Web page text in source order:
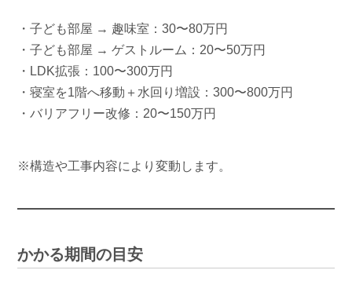
・子ども部屋 → 趣味室：30〜80万円
・子ども部屋 → ゲストルーム：20〜50万円
・LDK拡張：100〜300万円
・寝室を1階へ移動＋水回り増設：300〜800万円
・バリアフリー改修：20〜150万円
※構造や工事内容により変動します。
かかる期間の目安